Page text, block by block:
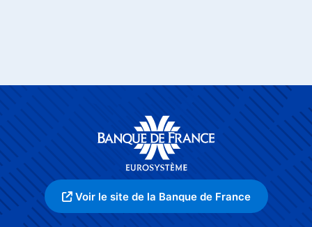
Voir le site de la Banque de France